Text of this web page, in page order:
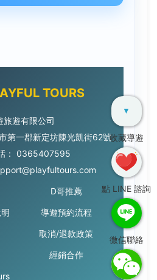
TOURS
旅遊有限公司
第一郡新定坊陳光凱街62號
： 0365407595
D哥推薦
導遊預約流程
取消/退款政策
經銷合作
▼
收藏導遊
點 LINE 諮詢
微信聯絡